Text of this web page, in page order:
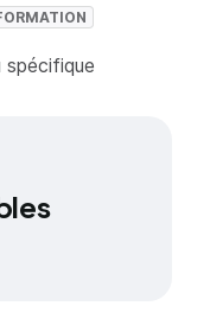
spécifique